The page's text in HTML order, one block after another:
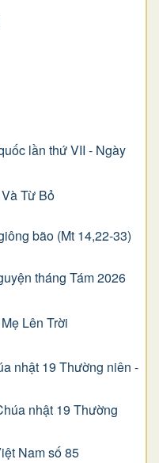
lần thứ VII - Ngày
Từ Bỏ
bão (Mt 14,22-33)
tháng Tám 2026
Lên Trời
nhật 19 Thường niên -
nhật 19 Thường
Nam số 85